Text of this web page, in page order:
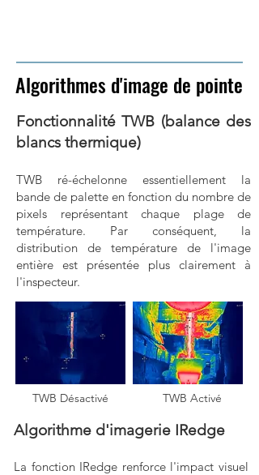
Algorithmes d'image de pointe
Fonctionnalité TWB (balance des
blancs thermique)
TWB ré-échelonne essentiellement la
bande de palette en fonction du nombre de
pixels représentant chaque plage de
température. Par conséquent, la
distribution de température de l'image
entière est présentée plus clairement à
l'inspecteur.
TWB Désactivé TWB Activé
Algorithme d'imagerie IRedge
La fonction IRedge renforce l'impact visuel